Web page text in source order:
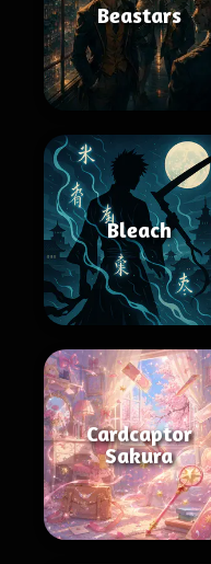
Beastars
Bleach
Cardcaptor
Sakura